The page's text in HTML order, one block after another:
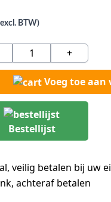
BTW)
+
Voeg toe
Bestellijst